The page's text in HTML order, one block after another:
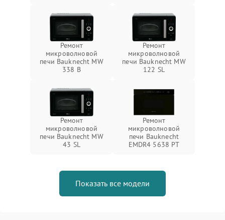
Ремонт
микроволновой
печи Bauknecht MW
338 B
Ремонт
микроволновой
печи Bauknecht MW
122 SL
Ремонт
микроволновой
печи Bauknecht MW
43 SL
Ремонт
микроволновой
печи Bauknecht
EMDR4 5638 PT
Показать все модели